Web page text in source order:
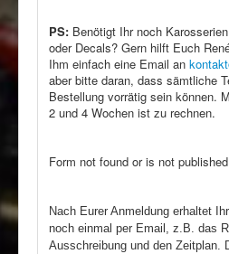
PS: Benötigt Ihr noch
oder Decals? Gern hilft Euch
Ihm einfach eine Email an
aber bitte daran, dass sämtliche
Bestellung vorrätig sein können.
2 und 4 Wochen ist zu rechnen.
Form not found or is not published
Nach Eurer Anmeldung erhaltet
noch einmal per Email, z.B. das
Ausschreibung und den Zeitplan.